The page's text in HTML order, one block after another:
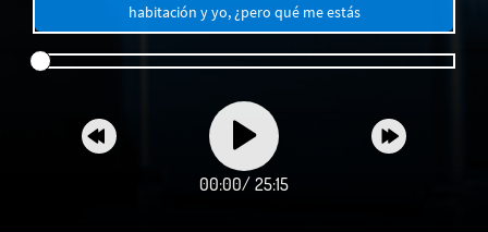
habitación y yo, ¿pero qué me estás
00:00/ 25:15